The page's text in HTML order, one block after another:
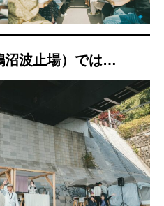
メンバー図鑑 活動内容 寄り合
沼波止場）では…